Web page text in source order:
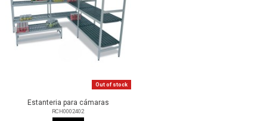
Out of stock
Estanteria para cámaras
RCH0002402